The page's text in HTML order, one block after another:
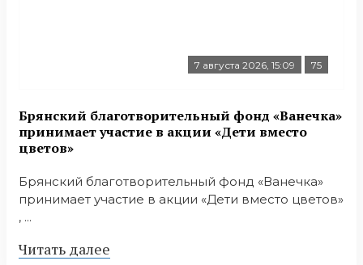
7 августа 2026, 15:09 75
Брянский благотворительный фонд «Ванечка»
принимает участие в акции «Дети вместо
цветов»
Брянский благотворительный фонд «Ванечка»
принимает участие в акции «Дети вместо цветов»
, ...
Читать далее